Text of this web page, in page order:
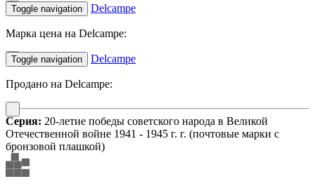
Toggle navigation Delcampe
Марка цена на Delcampe:
Toggle navigation Delcampe
Продано на Delcampe:
Серия: 20-летие победы советского народа в Великой
Отечественной войне 1941 - 1945 г. г. (почтовые марки с
бронзовой плашкой)